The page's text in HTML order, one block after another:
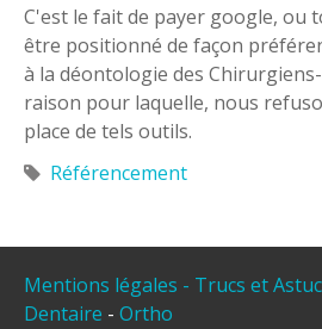
C'est le fait de payer google, ou
être positionné de façon
à la déontologie des
raison pour laquelle, nous
place de tels outils.
Référencement
Mentions légales - Trucs et
Dentaire - Ortho